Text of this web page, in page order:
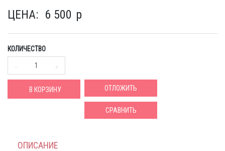
ЦЕНА: 6 500 p
КОЛИЧЕСТВО
В КОРЗИНУ ОТЛОЖИТЬ
СРАВНИТЬ
ОПИСАНИЕ